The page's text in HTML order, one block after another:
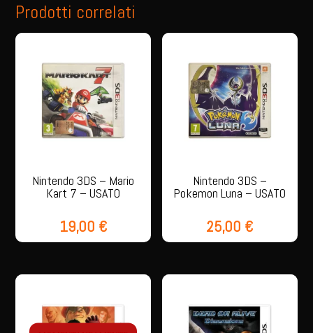
Prodotti correlati
Nintendo 3DS – Mario
Kart 7 – USATO
19,00 €
Nintendo 3DS –
Pokemon Luna – USATO
25,00 €